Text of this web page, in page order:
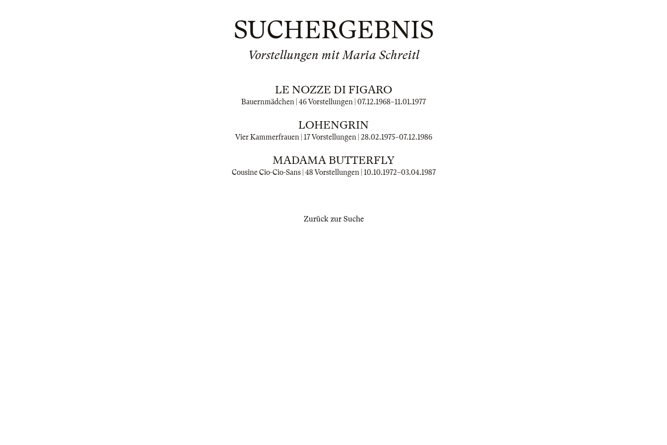
SUCHERGEBNIS
Vorstellungen mit Maria Schreitl
LE NOZZE DI FIGARO
Bauernmädchen | 46 Vorstellungen | 07.12.1968–11.01.1977
LOHENGRIN
Vier Kammerfrauen | 17 Vorstellungen | 28.02.1975–07.12.1986
MADAMA BUTTERFLY
Cousine Cio-Cio-Sans | 48 Vorstellungen | 10.10.1972–03.04.1987
Zurück zur Suche